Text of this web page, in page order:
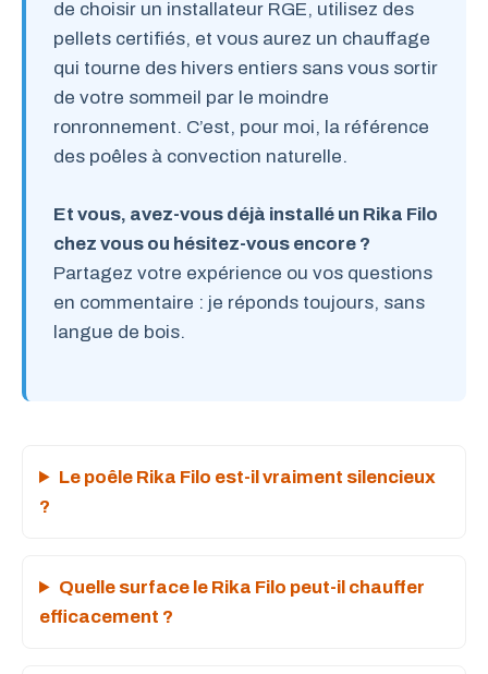
de choisir un installateur RGE, utilisez des
pellets certifiés, et vous aurez un chauffage
qui tourne des hivers entiers sans vous sortir
de votre sommeil par le moindre
ronronnement. C’est, pour moi, la référence
des poêles à convection naturelle.
Et vous, avez-vous déjà installé un Rika Filo
chez vous ou hésitez-vous encore ?
Partagez votre expérience ou vos questions
en commentaire : je réponds toujours, sans
langue de bois.
Le poêle Rika Filo est-il vraiment silencieux
?
Quelle surface le Rika Filo peut-il chauffer
efficacement ?